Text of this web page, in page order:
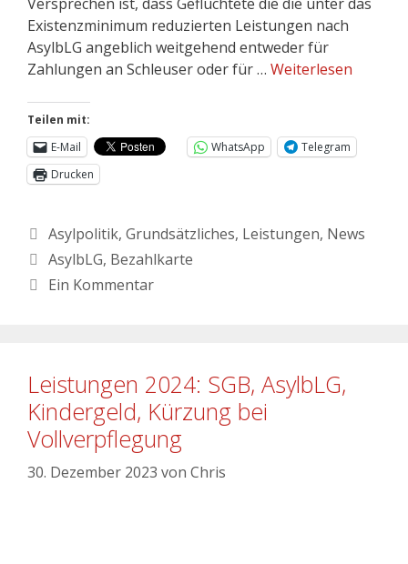
Existenzminimum reduzierten Leistungen nach
AsylbLG angeblich weitgehend entweder für
Zahlungen an Schleuser oder für … Weiterlesen
Teilen mit:
E-Mail
WhatsApp
Telegram
Drucken
Asylpolitik, Grundsätzliches, Leistungen, News
AsylbLG, Bezahlkarte
Ein Kommentar
Leistungen 2024: SGB, AsylbLG,
Kindergeld, Kürzung bei
Vollverpflegung
30. Dezember 2023 von Chris